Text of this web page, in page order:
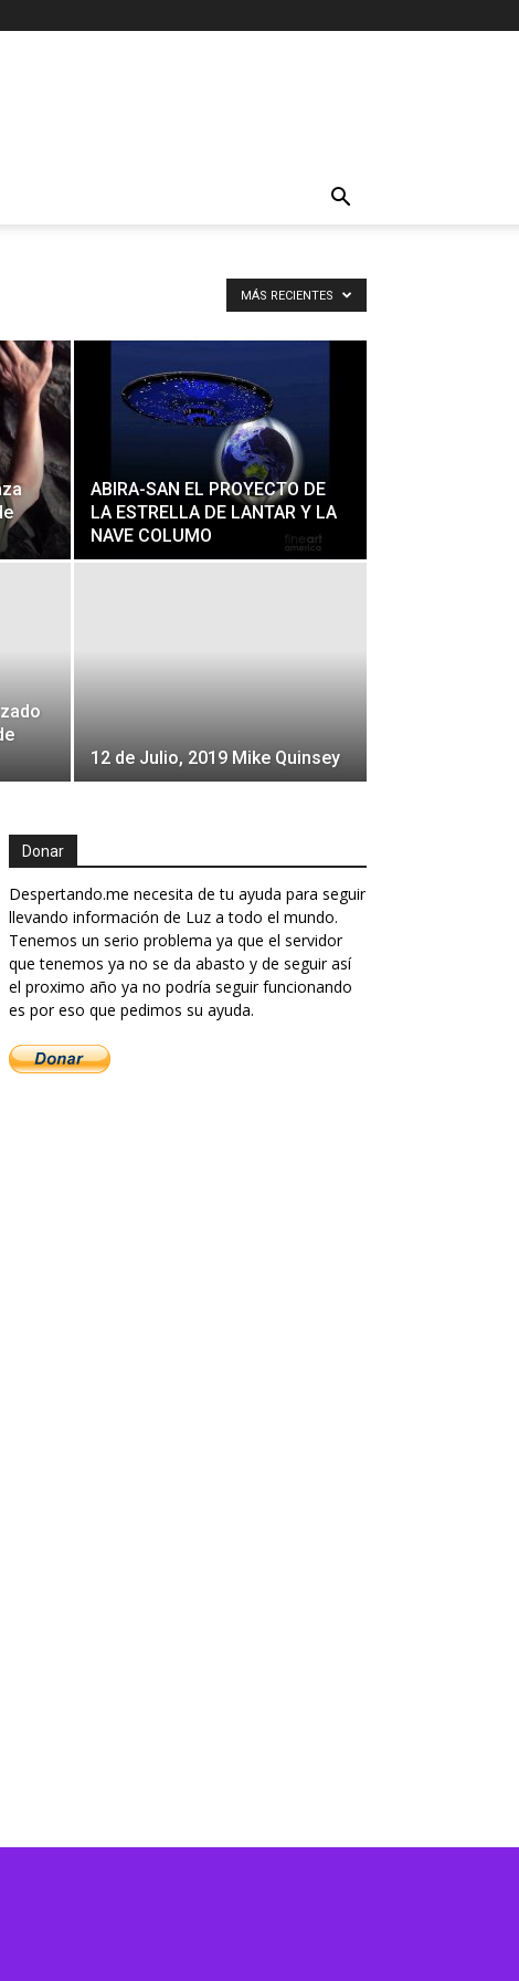
MÁS RECIENTES
ABIRA-SAN EL PROYECTO DE
LA ESTRELLA DE LANTAR Y LA
NAVE COLUMO
12 de Julio, 2019 Mike Quinsey
Donar
Despertando.me necesita de tu ayuda para seguir
llevando información de Luz a todo el mundo.
Tenemos un serio problema ya que el servidor
que tenemos ya no se da abasto y de seguir así
el proximo año ya no podría seguir funcionando
es por eso que pedimos su ayuda.